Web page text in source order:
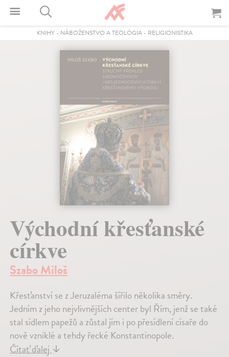
KNIHY- NÁBOŽENSTVO A TEOLÓGIA- RELIGIONISTIKA
Východní křesťanské
církve
Szabo Miloš
Křesťanství se z Jeruzaléma šířilo několika směry.
Jedním z jeho nejvlivnějších center byl Řím, jenž se také
stal sídlem papežů a zůstal jím i po přesídlení císaře do
nově vzniklé a tehdy řecké Konstantinopole.
Čítať ďalej↓